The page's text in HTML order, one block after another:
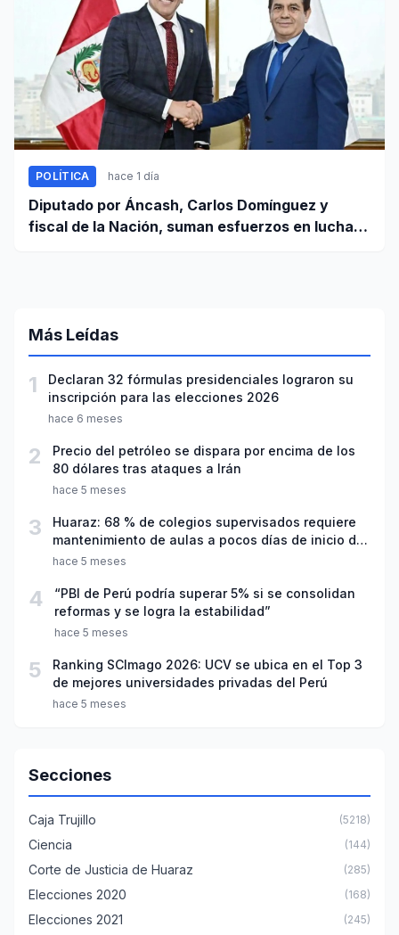
POLÍTICA hace 1 día
Diputado por Áncash, Carlos Domínguez y
fiscal de la Nación, suman esfuerzos en lucha
Más Leídas
1
Declaran 32 fórmulas presidenciales lograron su
inscripción para las elecciones 2026
hace 6 meses
2
Precio del petróleo se dispara por encima de los
80 dólares tras ataques a Irán
hace 5 meses
3
Huaraz: 68 % de colegios supervisados requiere
mantenimiento de aulas a pocos días de inicio del
año escolar 2026
hace 5 meses
4
“PBI de Perú podría superar 5% si se consolidan
reformas y se logra la estabilidad”
hace 5 meses
5
Ranking SCImago 2026: UCV se ubica en el Top 3
de mejores universidades privadas del Perú
hace 5 meses
Secciones
Caja Trujillo (5218)
Ciencia (144)
Corte de Justicia de Huaraz (285)
Elecciones 2020 (168)
Elecciones 2021 (245)